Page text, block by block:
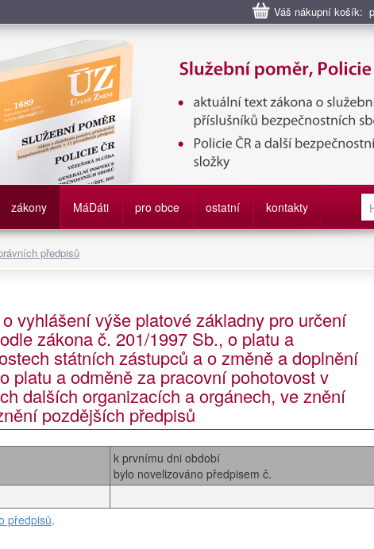
Váš nákupní košík:
poměr příslušníků bezpečnostních sborů, Policie ČR, Vězeňská
služby
zákony MáDáti pro obce ostatní kontakty
předpisů
vyhlášení výše platové základny pro určení
zákona č. 201/1997 Sb., o platu a
státních zástupců a o změně a doplnění
platu a odměně za pracovní pohotovost v
dalších organizacích a orgánech, ve znění
pozdějších předpisů
k prvnímu dni období
bylo novelizováno předpisem č.
předpisů.